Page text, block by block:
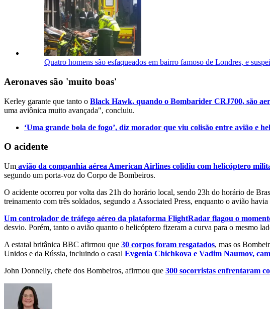
Quatro homens são esfaqueados em bairro famoso de Londres, e
Aeronaves são 'muito boas'
Kerley garante que tanto o Black Hawk, quando o Bombarider CRJ700, são
uma aviônica muito avançada", concluiu.
‘Uma grande bola de fogo’, diz morador que viu colisão entre avião e
O acidente
Um avião da companhia aérea American Airlines colidiu com helicóptero
segundo um porta-voz do Corpo de Bombeiros.
O acidente ocorreu por volta das 21h do horário local, sendo 23h do horário de
treinamento com três soldados, segundo a Associated Press, enquanto o avião
Um controlador de tráfego aéreo da plataforma FlightRadar flagou o
desvio. Porém, tanto o avião quanto o helicóptero fizeram a curva para o mesmo
A estatal britânica BBC afirmou que 30 corpos foram resgatados, mas os
Unidos e da Rússia, incluindo o casal Evgenia Chichkova e Vadim Naumov,
John Donnelly, chefe dos Bombeiros, afirmou que 300 socorristas enfrentaram